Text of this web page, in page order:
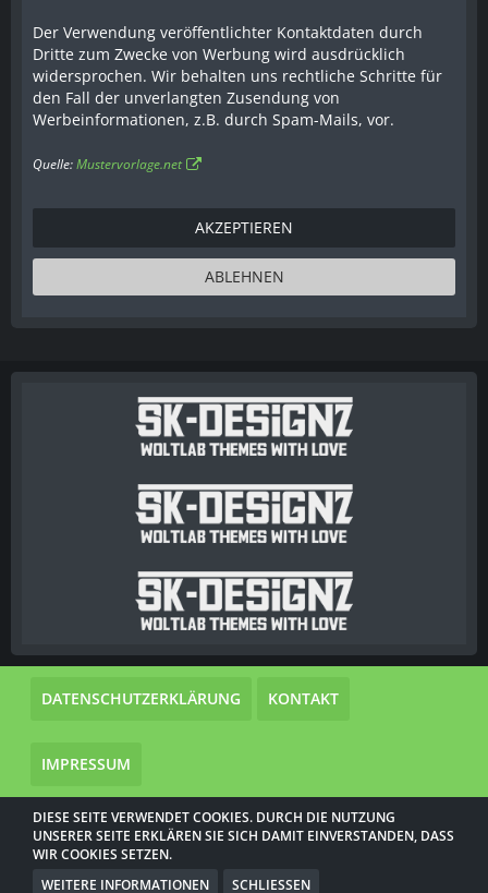
Der Verwendung veröffentlichter Kontaktdaten durch
Dritte zum Zwecke von Werbung wird ausdrücklich
widersprochen. Wir behalten uns rechtliche Schritte für
den Fall der unverlangten Zusendung von
Werbeinformationen, z.B. durch Spam-Mails, vor.
Quelle:Mustervorlage.net
ABLEHNEN
DATENSCHUTZERKLÄRUNG KONTAKT
IMPRESSUM
Community-Software:WoltLab Suite™
Community-Design:BaseLinevonSgtKaneki | SK-Designz.de
DIESE SEITE VERWENDET COOKIES. DURCH DIE NUTZUNG
UNSERER SEITE ERKLÄREN SIE SICH DAMIT EINVERSTANDEN, DASS
WIR COOKIES SETZEN.
WEITERE INFORMATIONEN
SCHLIESSEN